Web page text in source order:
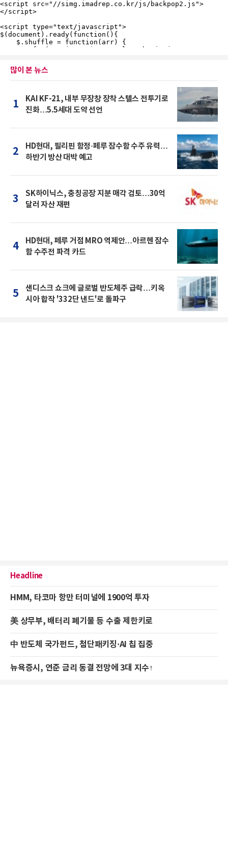
많이 본 뉴스
1
KAI KF-21, 내부 무장창 장착 스텔스 전투기로
진화…5.5세대 도약 선언
2
HD현대, 필리핀 함정·페루 잠수함 수주 유력…
하반기 방산 대박 예고
3
SK하이닉스, 충칭공장 지분 매각 검토…30억
달러 자산 재편
4
HD현대, 페루 거점 MRO 역제안…아르헨 잠수
함 수주전 파격 카드
5
샌디스크 쇼크에 글로벌 반도체주 급락…키옥
시아 합작 '332단 낸드'로 돌파구
Headline
HMM, 타코마 항만 터미널에 1900억 투자
美 상무부, 배터리 폐기물 등 수출 제한키로
中 반도체 국가펀드, 첨단패키징·AI 칩 집중
뉴욕증시, 연준 금리 동결 전망에 3대 지수↑